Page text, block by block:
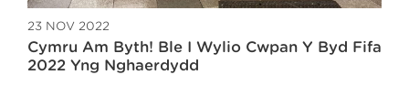
23 NOV 2022
Cymru Am Byth! Ble I Wylio Cwpan Y Byd Fifa
2022 Yng Nghaerdydd